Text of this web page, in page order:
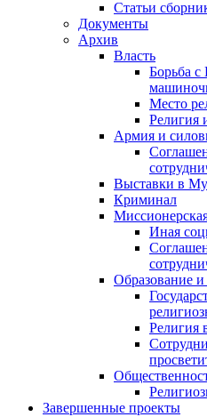
Статьи
Документы
Архив
Власть
Борьба
Место
Религия
Армия и
Выставки в
Криминал
Иная
Образование и
Религия
Завершенные проекты